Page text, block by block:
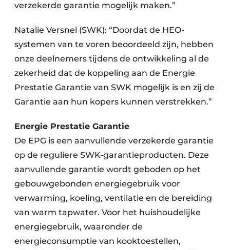
verzekerde garantie mogelijk maken.”
Natalie Versnel (SWK): “Doordat de HEO-
systemen van te voren beoordeeld zijn, hebben
onze deelnemers tijdens de ontwikkeling al de
zekerheid dat de koppeling aan de Energie
Prestatie Garantie van SWK mogelijk is en zij de
Garantie aan hun kopers kunnen verstrekken.”
Energie Prestatie Garantie
De EPG is een aanvullende verzekerde garantie
op de reguliere SWK-garantieproducten. Deze
aanvullende garantie wordt geboden op het
gebouwgebonden energiegebruik voor
verwarming, koeling, ventilatie en de bereiding
van warm tapwater. Voor het huishoudelijke
energiegebruik, waaronder de
energieconsumptie van kooktoestellen,